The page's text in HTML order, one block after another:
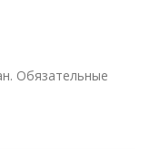
Обязательные